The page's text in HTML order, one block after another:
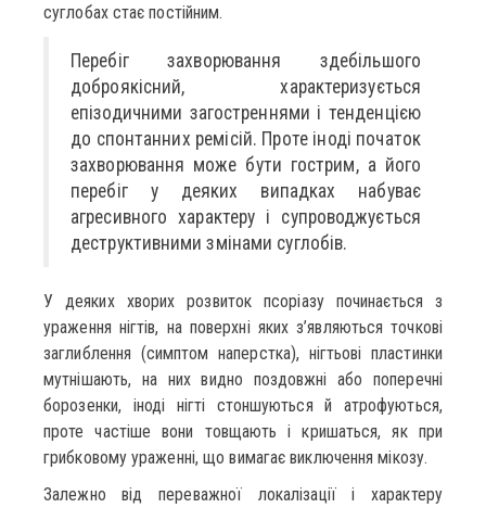
суглобах стає постійним.
Перебіг захворювання здебільшого
доброякісний, характеризується
епізодичними загостреннями і тенденцією
до спонтанних ремісій. Проте іноді початок
захворювання може бути гострим, а його
перебіг у деяких випадках набуває
агресивного характеру і супроводжується
деструктивними змінами суглобів.
У деяких хворих розвиток псоріазу починається з
ураження нігтів, на поверхні яких з’являються точкові
заглиблення (симптом наперстка), нігтьові пластинки
мутнішають, на них видно поздовжні або поперечні
борозенки, іноді нігті стоншуються й атрофуються,
проте частіше вони товщають і кришаться, як при
грибковому ураженні, що вимагає виключення мікозу.
Залежно від переважної локалізації і характеру